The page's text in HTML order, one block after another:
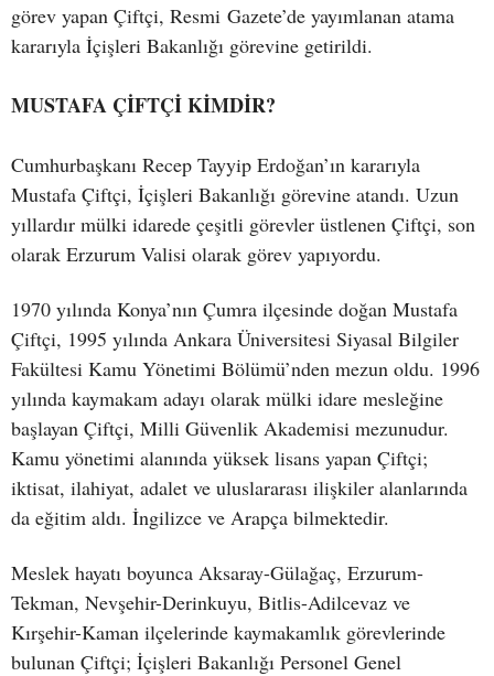
görev yapan Çiftçi, Resmi Gazete’de yayımlanan atama
kararıyla İçişleri Bakanlığı görevine getirildi.
MUSTAFA ÇİFTÇİ KİMDİR?
Cumhurbaşkanı Recep Tayyip Erdoğan’ın kararıyla
Mustafa Çiftçi, İçişleri Bakanlığı görevine atandı. Uzun
yıllardır mülki idarede çeşitli görevler üstlenen Çiftçi, son
olarak Erzurum Valisi olarak görev yapıyordu.
1970 yılında Konya’nın Çumra ilçesinde doğan Mustafa
Çiftçi, 1995 yılında Ankara Üniversitesi Siyasal Bilgiler
Fakültesi Kamu Yönetimi Bölümü’nden mezun oldu. 1996
yılında kaymakam adayı olarak mülki idare mesleğine
başlayan Çiftçi, Milli Güvenlik Akademisi mezunudur.
Kamu yönetimi alanında yüksek lisans yapan Çiftçi;
iktisat, ilahiyat, adalet ve uluslararası ilişkiler alanlarında
da eğitim aldı. İngilizce ve Arapça bilmektedir.
Meslek hayatı boyunca Aksaray-Gülağaç, Erzurum-
Tekman, Nevşehir-Derinkuyu, Bitlis-Adilcevaz ve
Kırşehir-Kaman ilçelerinde kaymakamlık görevlerinde
bulunan Çiftçi; İçişleri Bakanlığı Personel Genel